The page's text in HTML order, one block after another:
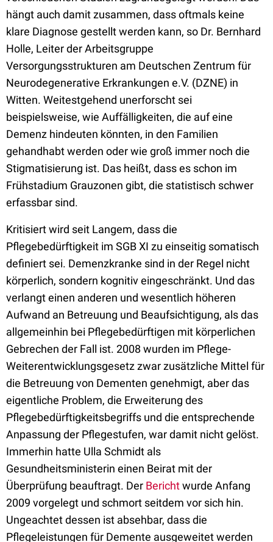
hängt auch damit zusammen, dass oftmals keine
klare Diagnose gestellt werden kann, so Dr. Bernhard
Holle, Leiter der Arbeitsgruppe
Versorgungsstrukturen am Deutschen Zentrum für
Neurodegenerative Erkrankungen e.V. (DZNE) in
Witten. Weitestgehend unerforscht sei
beispielsweise, wie Auffälligkeiten, die auf eine
Demenz hindeuten könnten, in den Familien
gehandhabt werden oder wie groß immer noch die
Stigmatisierung ist. Das heißt, dass es schon im
Frühstadium Grauzonen gibt, die statistisch schwer
erfassbar sind.
Kritisiert wird seit Langem, dass die
Pflegebedürftigkeit im SGB XI zu einseitig somatisch
definiert sei. Demenzkranke sind in der Regel nicht
körperlich, sondern kognitiv eingeschränkt. Und das
verlangt einen anderen und wesentlich höheren
Aufwand an Betreuung und Beaufsichtigung, als das
allgemeinhin bei Pflegebedürftigen mit körperlichen
Gebrechen der Fall ist. 2008 wurden im Pflege-
Weiterentwicklungsgesetz zwar zusätzliche Mittel für
die Betreuung von Dementen genehmigt, aber das
eigentliche Problem, die Erweiterung des
Pflegebedürftigkeitsbegriffs und die entsprechende
Anpassung der Pflegestufen, war damit nicht gelöst.
Immerhin hatte Ulla Schmidt als
Gesundheitsministerin einen Beirat mit der
Überprüfung beauftragt. Der Berichtwurde Anfang
2009 vorgelegt und schmort seitdem vor sich hin.
Ungeachtet dessen ist absehbar, dass die
Pflegeleistungen für Demente ausgeweitet werden